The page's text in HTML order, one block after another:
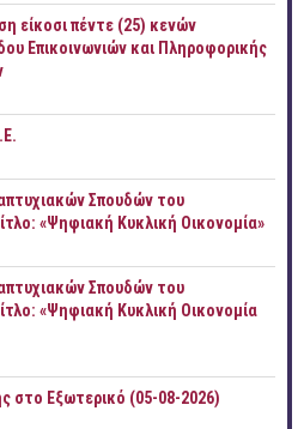
είκοσι πέντε (25) κενών
Επικοινωνιών και Πληροφορικής
Σπουδών του
«Ψηφιακή Κυκλική Οικονομία»
Σπουδών του
«Ψηφιακή Κυκλική Οικονομία
στο Εξωτερικό (05-08-2026)